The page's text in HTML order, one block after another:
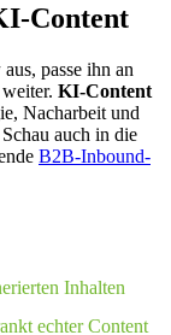
Content
aus, passe ihn an
KI-Content
Nacharbeit und
auch in die
B2B-Inbound-
Inhalten
echter Content